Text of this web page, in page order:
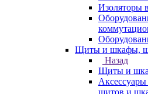
Изоляторы
Щиты и шкафы,
Назад
Щиты и
щитов и